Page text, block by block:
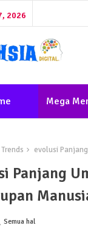
2026
Mega
Trends evolusi
Panjang
Semua hal